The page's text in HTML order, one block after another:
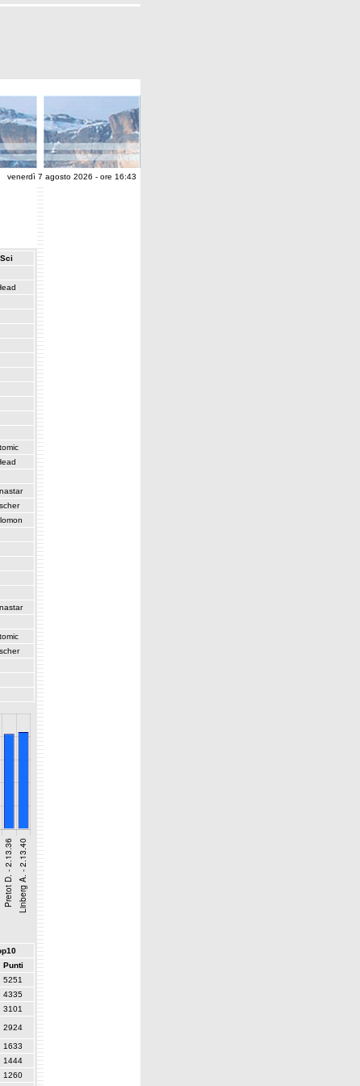
venerdì 7 agosto 2026 - ore 16:43
Sci
Punti
5251
4335
3101
2924
1633
1444
1260